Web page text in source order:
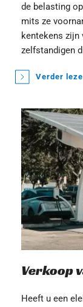
de belasting
mits ze
kentekens
zelfstandigen
Verder
Verkoop
Heeft u een